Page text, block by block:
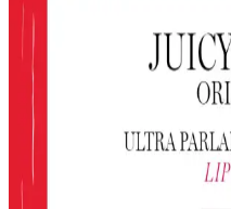
Le Mabelle'nin pembe, altın ve
uygulama ve parlaklık sağlar.
eğlenceli göz makyajı seçeneği
Gri ve Akınca
Kullanımı ve Uygulama
Gri ve akınca renkleri,
Uygulama teknikleri ve renk